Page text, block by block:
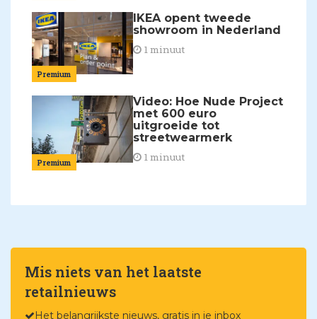
Premium
IKEA opent tweede
showroom in Nederland
1 minuut
Premium
Video: Hoe Nude Project
met 600 euro
uitgroeide tot
streetwearmerk
1 minuut
Mis niets van het laatste
retailnieuws
Het belangrijkste nieuws, gratis in je inbox